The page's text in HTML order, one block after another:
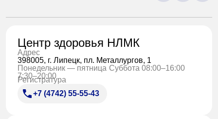
Центр здоровья НЛМК
Адрес
398005, г. Липецк, пл. Металлургов, 1
Понедельник — пятница
7:30–20:00
Суббота 08:00–16:00
Регистратура
+7 (4742) 55-55-43